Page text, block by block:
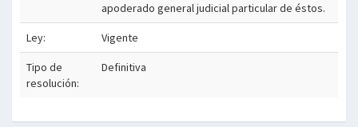
apoderado general judicial particular de éstos.
Ley: Vigente
Tipo de
resolución:
Definitiva